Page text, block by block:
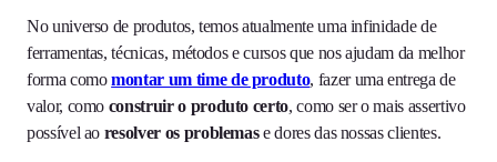
No universo de produtos, temos atualmente uma infinidade de
ferramentas, técnicas, métodos e cursos que nos ajudam da melhor
forma comomontar um time de produto, fazer uma entrega de
valor, como construir o produto certo, como ser o mais assertivo
possível ao resolver os problemase dores das nossas clientes.